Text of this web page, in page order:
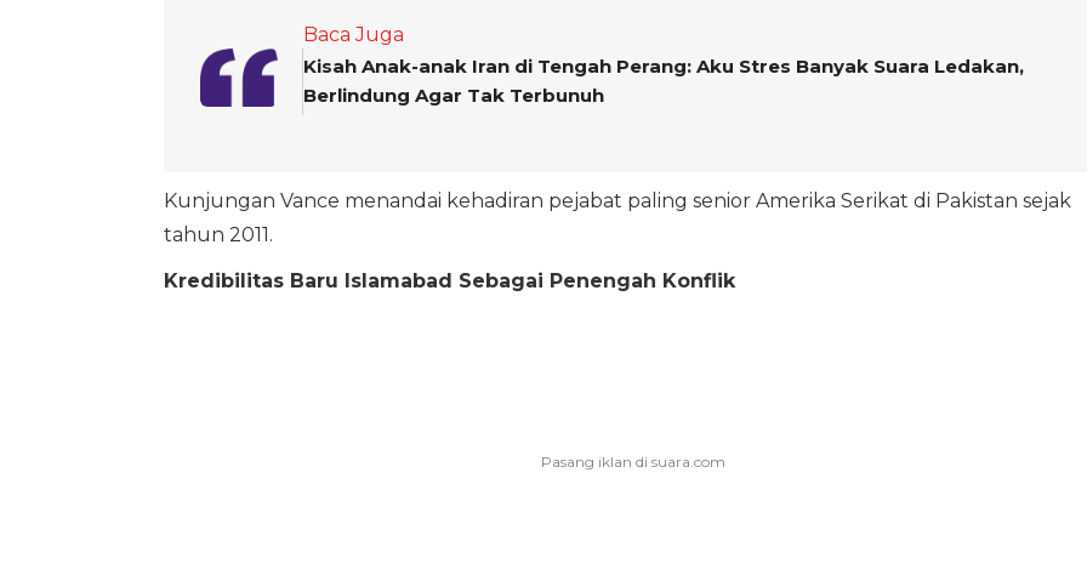
Baca Juga
Kisah Anak-anak Iran di Tengah Perang: Aku Stres Banyak Suara Ledakan,
Berlindung Agar Tak Terbunuh
Kunjungan Vance menandai kehadiran pejabat paling senior Amerika Serikat di Pakistan sejak
tahun 2011.
Kredibilitas Baru Islamabad Sebagai Penengah Konflik